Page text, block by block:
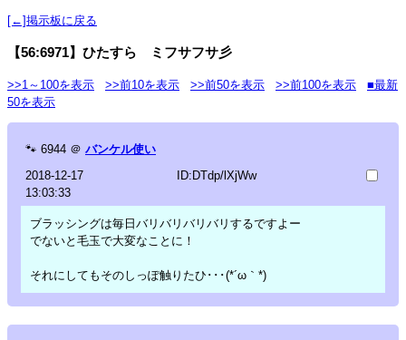
[←]掲示板に戻る
【56:6971】ひたすら ミフサフサ彡
>>1～100を表示 >>前10を表示 >>前50を表示 >>前100を表示
■最新
50を表示
🐾 6944 ＠ バンケル使い
2018-12-17
13:03:33
ID:DTdp/lXjWw
ブラッシングは毎日バリバリバリバリするですよー
でないと毛玉で大変なことに！
それにしてもそのしっぽ触りたひ･･･(*´ω｀*)